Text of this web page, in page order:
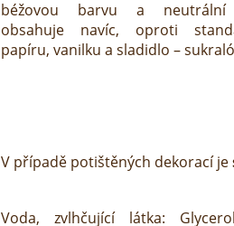
béžovou barvu a neutrální
obsahuje navíc, oproti
papíru, vanilku a sladidlo –
V případě potištěných dekorací je
Voda, zvlhčující látka: